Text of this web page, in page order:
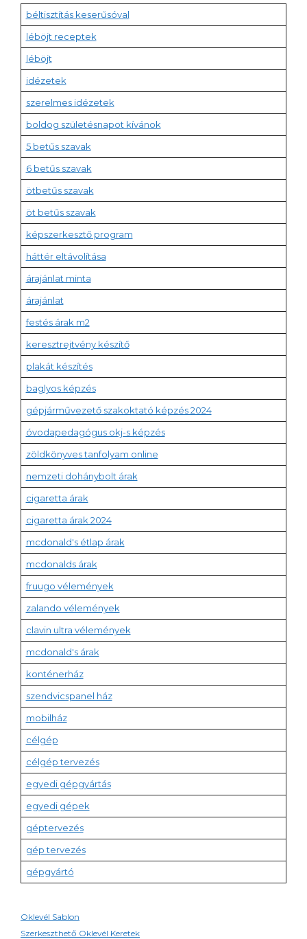
béltisztítás keserűsóval
léböjt receptek
léböjt
idézetek
szerelmes idézetek
boldog születésnapot kívánok
5 betűs szavak
6 betűs szavak
ötbetűs szavak
öt betűs szavak
képszerkesztő program
háttér eltávolítása
árajánlat minta
árajánlat
festés árak m2
keresztrejtvény készítő
plakát készítés
baglyos képzés
gépjárművezető szakoktató képzés 2024
óvodapedagógus okj-s képzés
zöldkönyves tanfolyam online
nemzeti dohánybolt árak
cigaretta árak
cigaretta árak 2024
mcdonald's étlap árak
mcdonalds árak
fruugo vélemények
zalando vélemények
clavin ultra vélemények
mcdonald's árak
konténerház
szendvicspanel ház
mobilház
célgép
célgép tervezés
egyedi gépgyártás
egyedi gépek
géptervezés
gép tervezés
gépgyártó
Oklevél Sablon
Szerkeszthető Oklevél Keretek